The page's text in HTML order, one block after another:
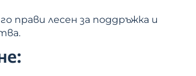
прави лесен за поддръжка и